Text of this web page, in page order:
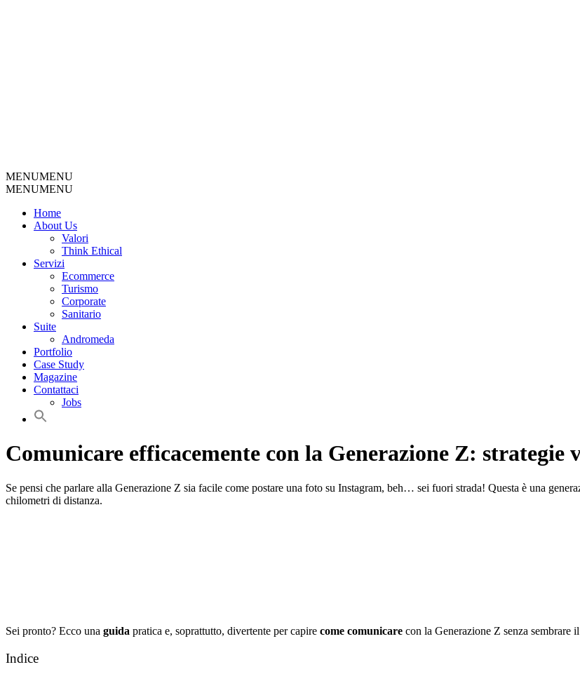
MENUMENU
MENUMENU
Home
About Us
Valori
Think Ethical
Servizi
Ecommerce
Turismo
Corporate
Sanitario
Suite
Andromeda
Portfolio
Case Study
Magazine
Contattaci
Jobs
Comunicare efficacemente con la Generazione Z:
Se pensi che parlare alla Generazione Z sia facile come postare una foto su Instagram, beh… sei fuori strada! Questa è una
chilometri di distanza.
Sei pronto? Ecco una guida pratica e, soprattutto, divertente per capire come comunicare con la Generazione Z senza sembrare
Indice